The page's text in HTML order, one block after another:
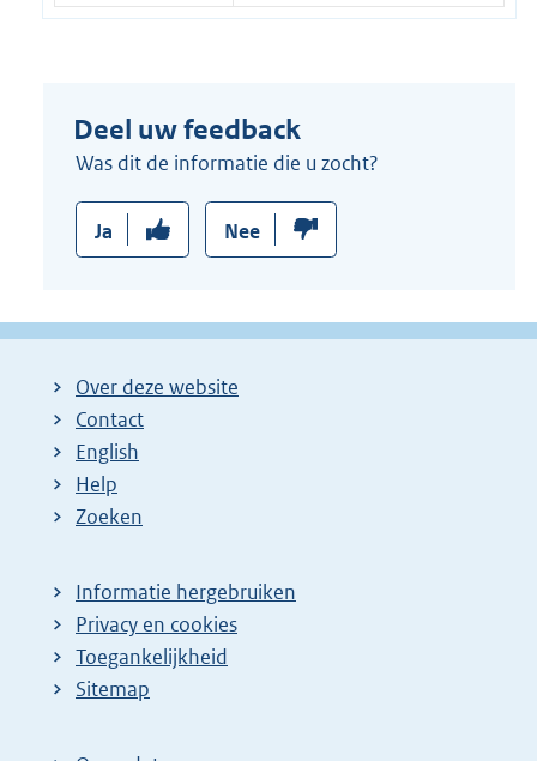
Deel uw feedback
Was dit de informatie die u zocht?
Ja Nee
Over deze website
Contact
English
Help
Zoeken
Informatie hergebruiken
Privacy en cookies
Toegankelijkheid
Sitemap